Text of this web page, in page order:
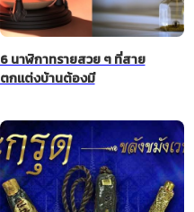
6 นาฬิกาทรายสวย ๆ ที่สาย
ตกแต่งบ้านต้องมี